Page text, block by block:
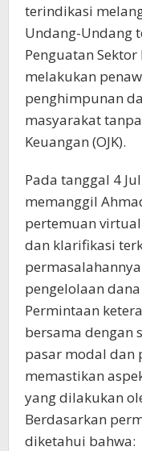
terindikasi
Undang-Undang
Penguatan Sektor
melakukan
penghimpunan
masyarakat
Keuangan (OJK).
Pada tanggal 4
memanggil
pertemuan
dan klarifikasi
pengelolaan
Permintaan
bersama dengan
pasar modal dan
memastikan
yang dilakukan
Berdasarkan
diketahui bahwa: